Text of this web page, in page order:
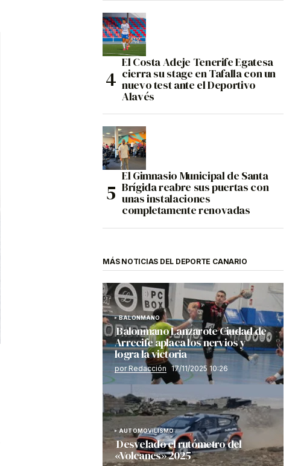
El Costa Adeje Tenerife Egatesa
cierra su stage en Tafalla con un
nuevo test ante el Deportivo
Alavés
El Gimnasio Municipal de Santa
Brígida reabre sus puertas con
unas instalaciones
completamente renovadas
MÁS NOTICIAS DEL DEPORTE CANARIO
BALONMANO
Balonmano Lanzarote Ciudad de
Arrecife aplaca los nervios y
logra la victoria
por Redacción 17/11/2025 10:26
AUTOMOVILISMO
Desvelado el rutómetro del
«Volcanes» 2025